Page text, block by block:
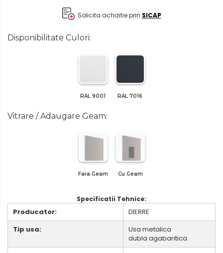
Solicita achizitie prin SICAP
Disponibilitate Culori:
RAL 9001 RAL 7016
Vitrare / Adaugare Geam:
Fara Geam Cu Geam
Specificatii Tehnice:
Producator:
DIERRE
Tip usa:
Usa metalica
dubla agabaritica